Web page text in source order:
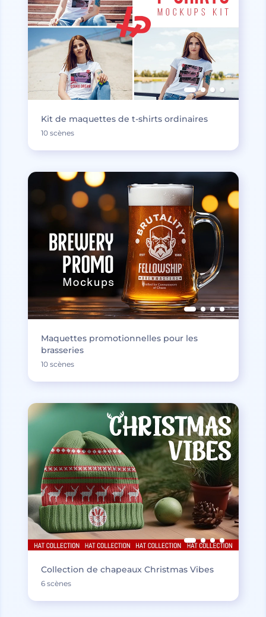
Kit de maquettes de t-shirts ordinaires
10 scènes
Maquettes promotionnelles pour les
brasseries
10 scènes
Collection de chapeaux Christmas Vibes
6 scènes